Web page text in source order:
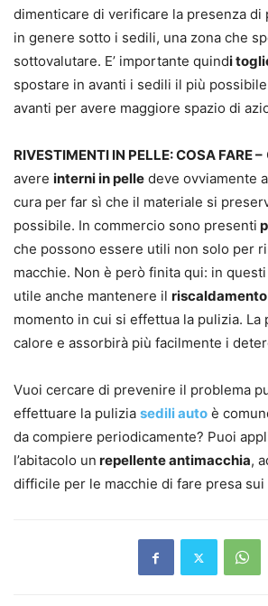
dimenticare di verificare la presenza di
in genere sotto i sedili, una zona che
sottovalutare. E’ importante quindi
spostare in avanti i sedili il più
avanti per avere maggiore spazio di
RIVESTIMENTI IN PELLE: COSA FARE –
avere interni in pelle deve ovviamente
cura per far sì che il materiale si
possibile. In commercio sono presenti
che possono essere utili non solo per
macchie. Non è però finita qui: in
utile anche mantenere il
momento in cui si effettua la pulizia. La
calore e assorbirà più facilmente i
Vuoi cercare di prevenire il problema
effettuare la pulizia sedili auto è
da compiere periodicamente? Puoi
l’abitacolo un repellente antimacchia,
difficile per le macchie di fare presa